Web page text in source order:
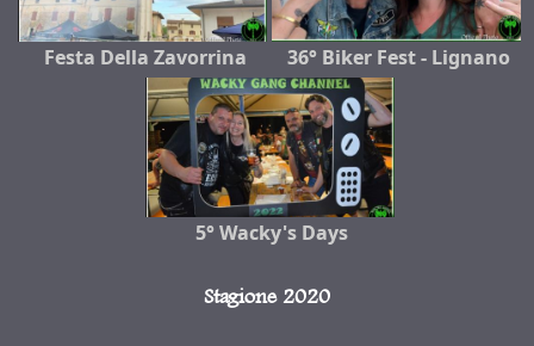
Festa Della Zavorrina 36° Biker Fest - Lignano
5° Wacky's Days
Stagione 2020